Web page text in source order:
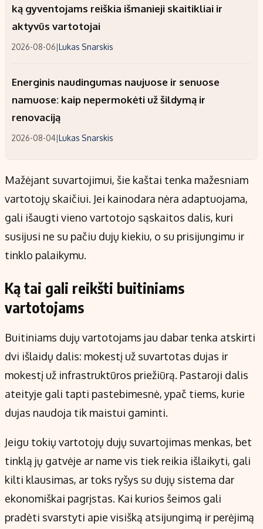
ką gyventojams reiškia išmanieji skaitikliai ir
aktyvūs vartotojai
2026-08-06|Lukas Snarskis
Energinis naudingumas naujuose ir senuose
namuose: kaip nepermokėti už šildymą ir
renovaciją
2026-08-04|Lukas Snarskis
Mažėjant suvartojimui, šie kaštai tenka mažesniam
vartotojų skaičiui. Jei kainodara nėra adaptuojama,
gali išaugti vieno vartotojo sąskaitos dalis, kuri
susijusi ne su pačiu dujų kiekiu, o su prisijungimu ir
tinklo palaikymu.
Ką tai gali reikšti buitiniams
vartotojams
Buitiniams dujų vartotojams jau dabar tenka atskirti
dvi išlaidų dalis: mokestį už suvartotas dujas ir
mokestį už infrastruktūros priežiūrą. Pastaroji dalis
ateityje gali tapti pastebimesnė, ypač tiems, kurie
dujas naudoja tik maistui gaminti.
Jeigu tokių vartotojų dujų suvartojimas menkas, bet
tinklą jų gatvėje ar name vis tiek reikia išlaikyti, gali
kilti klausimas, ar toks ryšys su dujų sistema dar
ekonomiškai pagrįstas. Kai kurios šeimos gali
pradėti svarstyti apie visišką atsijungimą ir perėjimą